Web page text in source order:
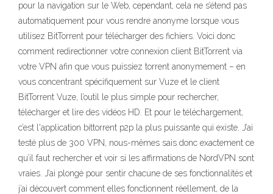
pour la navigation sur le Web, cependant, cela ne s’étend pas
automatiquement pour vous rendre anonyme lorsque vous
utilisez BitTorrent pour télécharger des fichiers. Voici donc
comment redirectionner votre connexion client BitTorrent via
votre VPN afin que vous puissiez torrent anonymement – en
vous concentrant spécifiquement sur Vuze et le client
BitTorrent Vuze, l’outil le plus simple pour rechercher,
télécharger et lire des vidéos HD. Et pour le téléchargement,
c’est l'application bittorrent p2p la plus puissante qui existe. J’ai
testé plus de 300 VPN, nous-mêmes sais donc exactement ce
qu’il faut rechercher et voir si les affirmations de NordVPN sont
vraies. J’ai plongé pour sentir chacune de ses fonctionnalités et
j’ai découvert comment elles fonctionnent réellement, de la